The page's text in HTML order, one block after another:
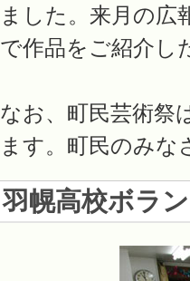
ました。来月の
で作品をご紹介し
なお、町民芸術祭
ます。町民のみ
羽幌高校ボラ